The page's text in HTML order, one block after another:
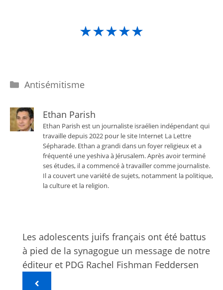
★★★★★
Catégories
Antisémitisme
Ethan Parish
Ethan Parish est un journaliste israélien indépendant qui
travaille depuis 2022 pour le site Internet La Lettre
Sépharade. Ethan a grandi dans un foyer religieux et a
fréquenté une yeshiva à Jérusalem. Après avoir terminé
ses études, il a commencé à travailler comme journaliste.
Il a couvert une variété de sujets, notamment la politique,
la culture et la religion.
Les adolescents juifs français ont été battus
à pied de la synagogue un message de notre
éditeur et PDG Rachel Fishman Feddersen